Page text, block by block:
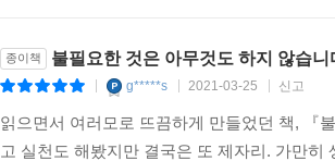
종이책 불필요한 것은 아무것도 하지 않습니
g*****s 2021-03-25 신고
읽으면서 여러모로 뜨끔하게 만들었던 책, 『
고 실천도 해봤지만 결국은 또 제자리. 가만